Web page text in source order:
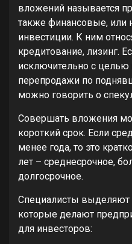
вложений называется
также финансовые, или
инвестиции. К ним
кредитование, лизинг.
исключительно с
перепродажи по
можно говорить о
Совершать вложения
короткий срок. Если
менее года, то это
лет – среднесрочное,
долгосрочное.
Специалисты выделяют
которые делают
для инвесторов: